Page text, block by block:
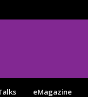
eMagazine